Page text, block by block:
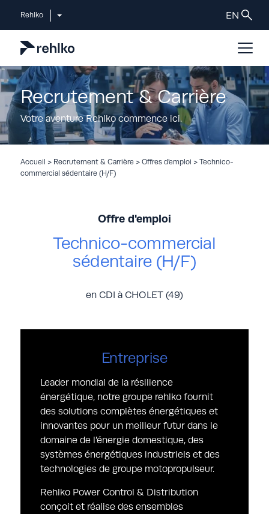
Rehlko
Recrutement & Carrière
Votre aventure Rehlko commence ici.
Accueil > Recrutement & Carrière > Offres d’emploi > Technico-
commercial sédentaire (H/F)
Offre d'emploi
Technico-commercial
sédentaire (H/F)
en CDI à CHOLET (49)
Entreprise
Leader mondial de la résilience
énergétique, notre groupe rehlko fournit
des solutions complètes énergétiques et
innovantes pour un meilleur futur dans le
domaine de l’énergie domestique, des
systèmes énergétiques industriels et des
technologies de groupe motopropulseur.
Rehlko Power Control & Distribution
conçoit et réalise des ensembles